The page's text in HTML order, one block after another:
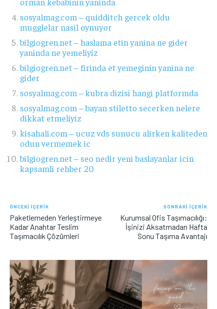
sosyalmag.com – quidditch gercek oldu
mugglelar nasil oynuyor
bilgiogren.net – haslama etin yanina ne gider
yaninda ne yemeliyiz
bilgiogren.net – firinda et yemeginin yanina ne
gider
sosyalmag.com – kubra dizisi hangi platformda
sosyalmag.com – bayan stiletto secerken nelere
dikkat etmeliyiz
kisahali.com – ucuz vds sunucu alirken kaliteden
odun vermemek ic
bilgiogren.net – seo nedir yeni baslayanlar icin
kapsamli rehber 20
ÖNCEKI İÇERIK
Paketlemeden Yerleştirmeye
Kadar Anahtar Teslim
Taşımacılık Çözümleri
SONRAKI İÇERIK
Kurumsal Ofis Taşımacılığı:
İşinizi Aksatmadan Hafta
Sonu Taşıma Avantajı